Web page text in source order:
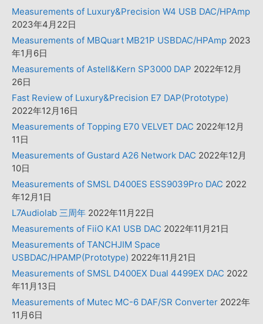
Measurements of Luxury&Precision W4 USB DAC/HPAmp
2023年4月22日
Measurements of MBQuart MB21P USBDAC/HPAmp 2023
年1月6日
Measurements of Astell&Kern SP3000 DAP 2022年12月
26日
Fast Review of Luxury&Precision E7 DAP(Prototype)
2022年12月16日
Measurements of Topping E70 VELVET DAC 2022年12月
11日
Measurements of Gustard A26 Network DAC 2022年12月
10日
Measurements of SMSL D400ES ESS9039Pro DAC 2022
年12月1日
L7Audiolab 三周年 2022年11月22日
Measurements of FiiO KA1 USB DAC 2022年11月21日
Measurements of TANCHJIM Space
USBDAC/HPAMP(Prototype) 2022年11月21日
Measurements of SMSL D400EX Dual 4499EX DAC 2022
年11月13日
Measurements of Mutec MC-6 DAF/SR Converter 2022年
11月6日